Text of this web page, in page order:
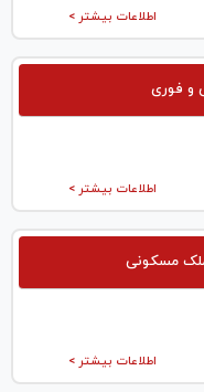
اطلاعات بیشتر >
و فوری
اطلاعات بیشتر >
ملک مسکونی
اطلاعات بیشتر >